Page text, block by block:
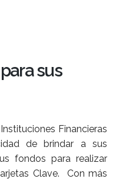
sus
Financieras
de brindar a sus
fondos para realizar
Clave. Con más